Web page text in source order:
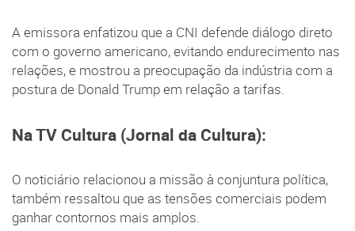
A emissora enfatizou que a CNI defende diálogo direto
com o governo americano, evitando endurecimento nas
relações, e mostrou a preocupação da indústria com a
postura de Donald Trump em relação a tarifas.
Na TV Cultura (Jornal da Cultura):
O noticiário relacionou a missão à conjuntura política,
também ressaltou que as tensões comerciais podem
ganhar contornos mais amplos.